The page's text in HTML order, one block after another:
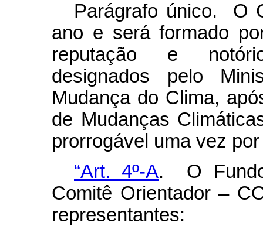
Parágrafo único. O
ano e será formado
reputação e
designados pelo
Mudança do Clima,
de Mudanças
prorrogável uma vez
“Art. 4º-A. O
Comitê Orientador –
representantes: